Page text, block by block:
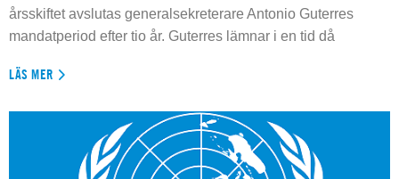
årsskiftet avslutas generalsekreterare Antonio Guterres
mandatperiod efter tio år. Guterres lämnar i en tid då
LÄS MER